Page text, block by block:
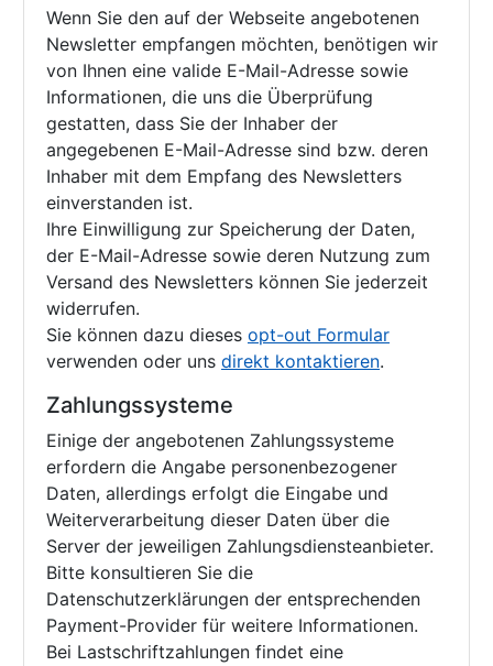
Wenn Sie den auf der Webseite angebotenen
Newsletter empfangen möchten, benötigen wir
von Ihnen eine valide E-Mail-Adresse sowie
Informationen, die uns die Überprüfung
gestatten, dass Sie der Inhaber der
angegebenen E-Mail-Adresse sind bzw. deren
Inhaber mit dem Empfang des Newsletters
einverstanden ist.
Ihre Einwilligung zur Speicherung der Daten,
der E-Mail-Adresse sowie deren Nutzung zum
Versand des Newsletters können Sie jederzeit
widerrufen.
Sie können dazu dieses opt-out Formular
verwenden oder uns direkt kontaktieren.
Zahlungssysteme
Einige der angebotenen Zahlungssysteme
erfordern die Angabe personenbezogener
Daten, allerdings erfolgt die Eingabe und
Weiterverarbeitung dieser Daten über die
Server der jeweiligen Zahlungsdiensteanbieter.
Bitte konsultieren Sie die
Datenschutzerklärungen der entsprechenden
Payment-Provider für weitere Informationen.
Bei Lastschriftzahlungen findet eine